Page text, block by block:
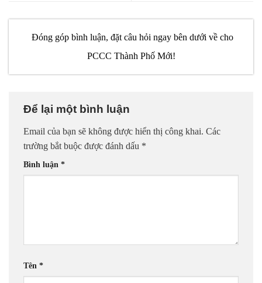
Đóng góp bình luận, đặt câu hỏi ngay bên dưới về cho
PCCC Thành Phố Mới!
Để lại một bình luận
Email của bạn sẽ không được hiển thị công khai. Các
trường bắt buộc được đánh dấu *
Bình luận *
Tên *